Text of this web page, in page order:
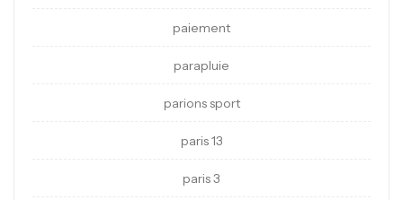
paiement
parapluie
parions sport
paris 13
paris 3